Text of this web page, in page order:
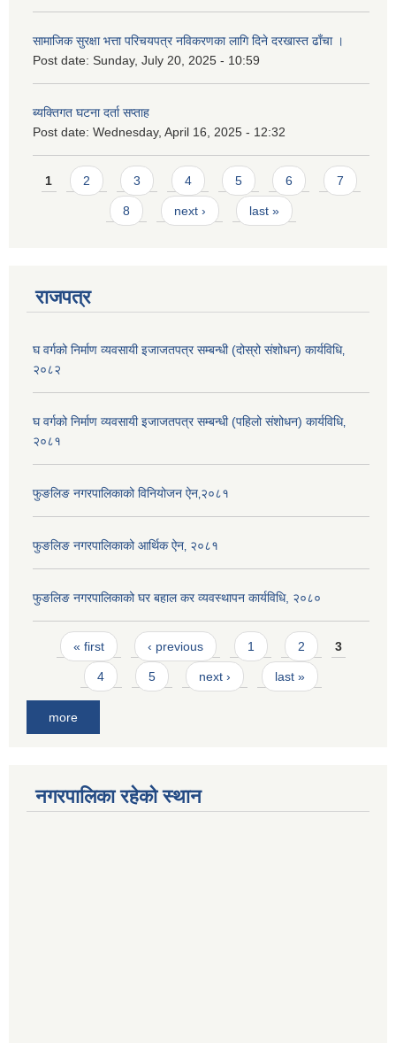
सामाजिक सुरक्षा भत्ता परिचयपत्र नविकरणका लागि दिने दरखास्त ढाँचा ।
Post date: Sunday, July 20, 2025 - 10:59
ब्यक्तिगत घटना दर्ता सप्ताह
Post date: Wednesday, April 16, 2025 - 12:32
Pages
1 2 3 4 5 6 7
8 next › last »
राजपत्र
घ वर्गको निर्माण व्यवसायी इजाजतपत्र सम्बन्धी (दोस्रो संशोधन) कार्यविधि‚
२०८२
घ वर्गको निर्माण व्यवसायी इजाजतपत्र सम्बन्धी (पहिलो संशोधन) कार्यविधि‚
२०८१
फुङलिङ नगरपालिकाको विनियोजन ऐन‚२०८१
फुङलिङ नगरपालिकाको आर्थिक ऐन‚ २०८१
फुङलिङ नगरपालिकाको घर बहाल कर व्यवस्थापन कार्यविधि, २०८०
Pages
« first ‹ previous 1 2 3
4 5 next › last »
more
नगरपालिका रहेको स्थान